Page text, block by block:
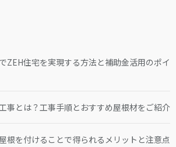
ZEH住宅を実現する方法と補助金活用のポイ
事とは？工事手順とおすすめ屋根材をご紹介
根を付けることで得られるメリットと注意点